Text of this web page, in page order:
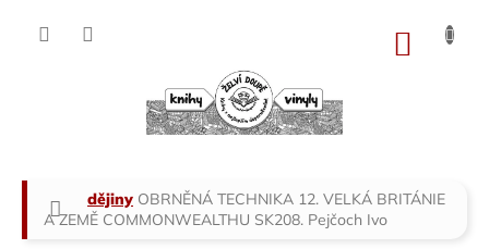
Domů
dějiny OBRNĚNÁ TECHNIKA 12. VELKÁ BRITÁNIE
A ZEMĚ COMMONWEALTHU SK208. Pejčoch Ivo